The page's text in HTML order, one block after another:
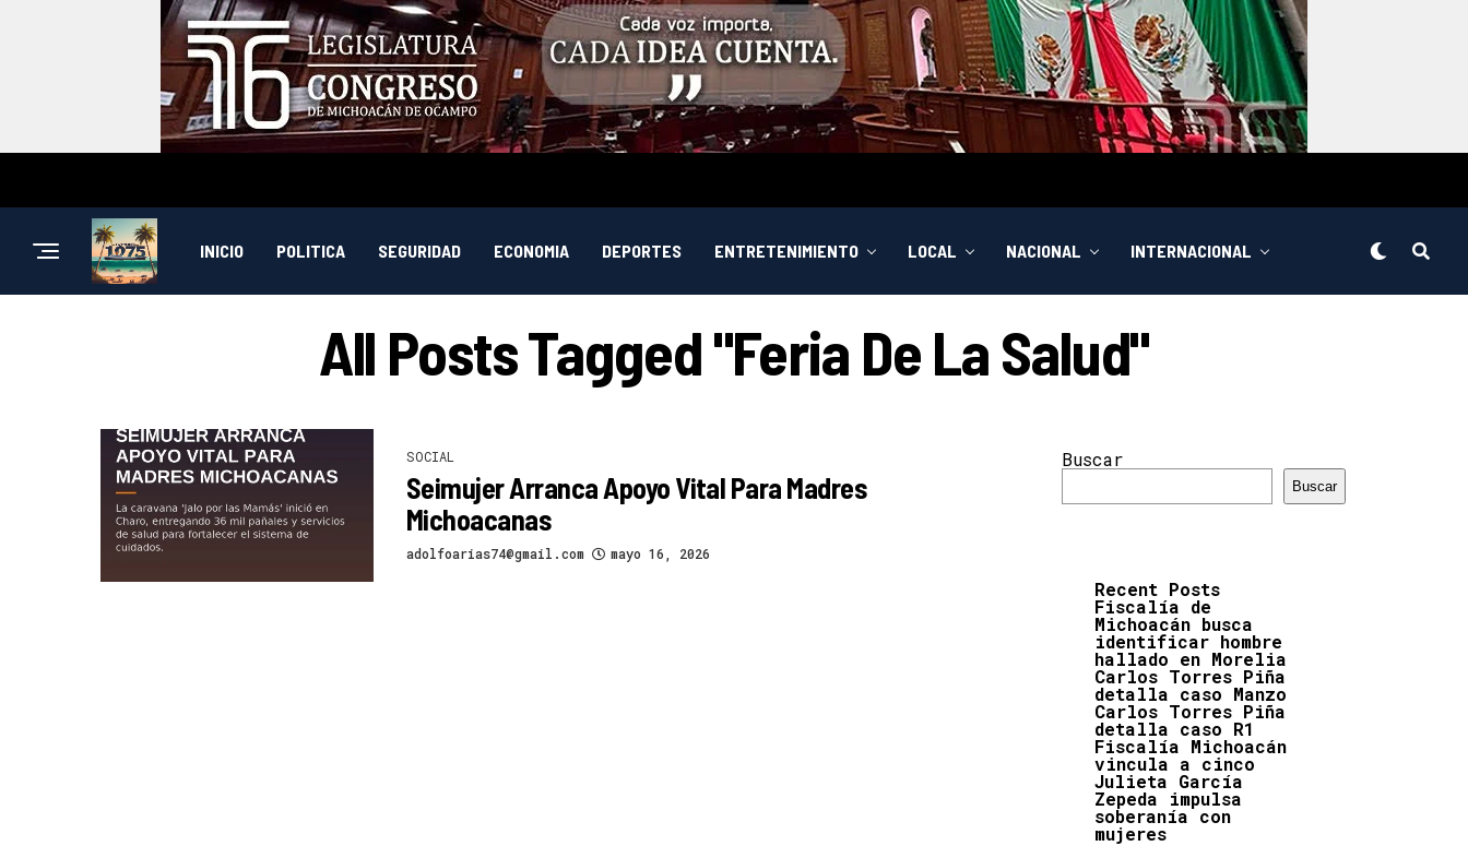
INICIO POLITICA SEGURIDAD ECONOMIA DEPORTES ENTRETENIMIENTO LOCAL NACIONAL INTERNACIONAL
All Posts Tagged "Feria De La Salud"
SOCIAL
Seimujer Arranca Apoyo Vital Para Madres
Michoacanas
adolfoarias74@gmail.com mayo 16, 2026
Buscar
Buscar
Recent Posts
Fiscalía de
Michoacán busca
identificar hombre
hallado en Morelia
Carlos Torres Piña
detalla caso Manzo
Carlos Torres Piña
detalla caso R1
Fiscalía Michoacán
vincula a cinco
Julieta García
Zepeda impulsa
soberanía con
mujeres